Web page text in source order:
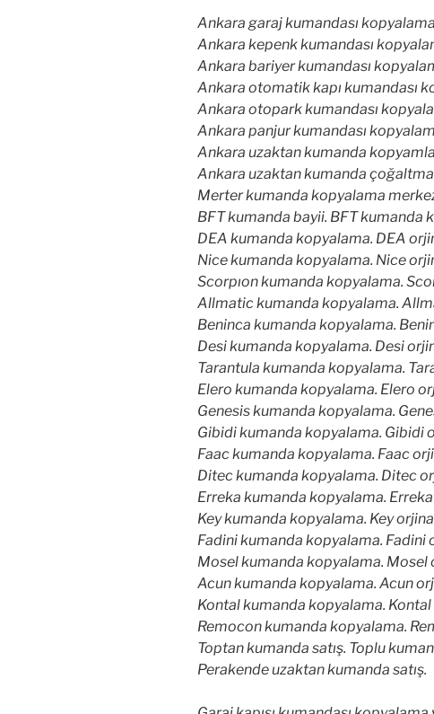
Ankara garaj kumandası
Ankara kepenk kumandası
Ankara bariyer kumandası
Ankara otomatik kapı kumandası
Ankara otopark kumandası
Ankara panjur kumandası
Ankara uzaktan kumanda
Ankara uzaktan kumanda
Merter kumanda kopyalama
BFT kumanda bayii. BFT kumanda
DEA kumanda kopyalama. DEA
Nice kumanda kopyalama. Nice
Scorpıon kumanda kopyalama.
Allmatic kumanda kopyalama.
Beninca kumanda kopyalama.
Desi kumanda kopyalama. Desi
Tarantula kumanda kopyalama.
Elero kumanda kopyalama. Elero
Genesis kumanda kopyalama.
Gibidi kumanda kopyalama. Gibidi
Faac kumanda kopyalama. Faac
Ditec kumanda kopyalama. Ditec
Erreka kumanda kopyalama.
Key kumanda kopyalama. Key
Fadini kumanda kopyalama. Fadini
Mosel kumanda kopyalama. Mosel
Acun kumanda kopyalama. Acun
Kontal kumanda kopyalama. Kontal
Remocon kumanda kopyalama.
Toptan kumanda satış. Toplu
Perakende uzaktan kumanda satış.